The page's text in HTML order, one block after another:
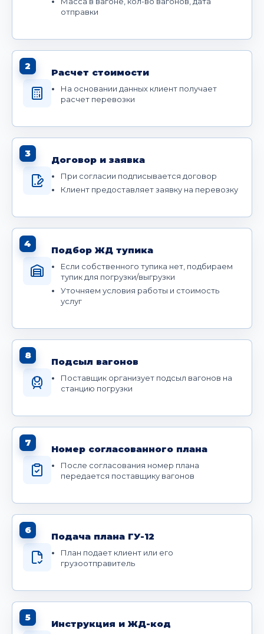
отправки
2
Расчет стоимости
На основании данных клиент получает
расчет перевозки
3
Договор и заявка
При согласии подписывается договор
Клиент предоставляет заявку на перевозку
4
Подбор ЖД тупика
Если собственного тупика нет, подбираем
тупик для погрузки/выгрузки
Уточняем условия работы и стоимость
услуг
8
Подсыл вагонов
Поставщик организует подсыл вагонов на
станцию погрузки
7
Номер согласованного плана
После согласования номер плана
передается поставщику вагонов
6
Подача плана ГУ-12
План подает клиент или его
грузоотправитель
5
Инструкция и ЖД-код